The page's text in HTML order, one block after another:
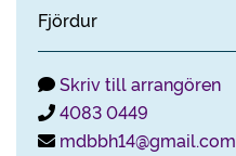
Fjördur
Skriv till arrangören
4083 0449
mdbbh14@gmail.com